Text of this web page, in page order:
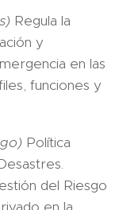
Regula la
y
en las
funciones y
Política
del Riesgo